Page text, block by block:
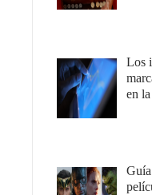
Los
en